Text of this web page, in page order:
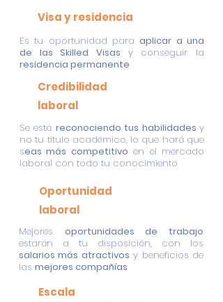
Visa y residencia
Es tu oportunidad paraaplicar a una
de las Skilled Visas y conseguir la
residencia permanente
Credibilidad
laboral
Se está reconociendo tus habilidadesy
no tu titulo académico, lo que hará que
seas más competitivo en el mercado
laboral con todo tu conocimiento
Oportunidad
laboral
Mejores oportunidades de trabajo
estarán a tu disposición, con los
salarios más atractivos y beneficios de
las mejores compañías
Escala